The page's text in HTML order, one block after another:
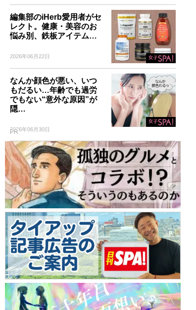
編集部のiHerb愛用者がセ
レクト。健康・美容のお
悩み別、鉄板アイテム…
2026年06月22日
なんか顔色が悪い、いつ
もだるい…年齢でも過労
でもない“意外な原因”が
隠…
2026年06月30日
PR